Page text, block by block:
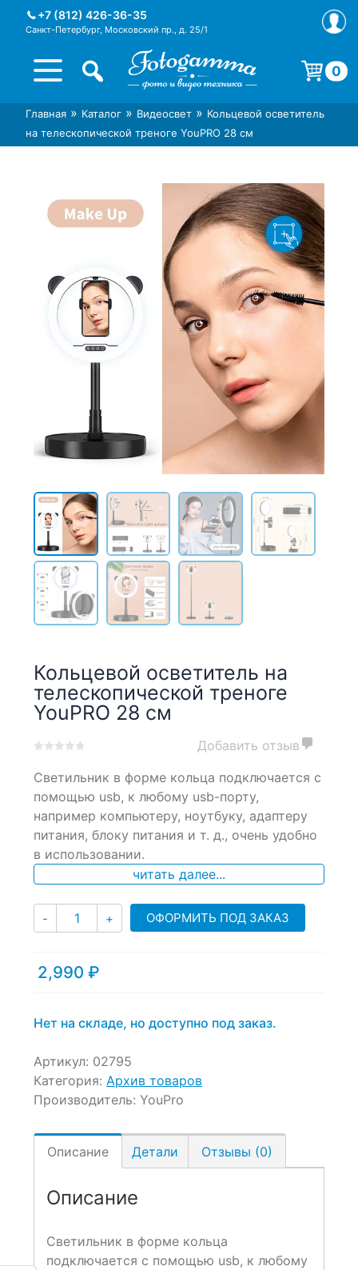
+7 (812) 426-36-35
Санкт-Петербург, Московский пр., д. 25/1
Интернет-магазин фототехники
Foto-Gamma в СПб
Магазин фотоаксессуаров foto-
gamma.ru
0
Корзина пуста.
Главная » Каталог » Видеосвет » Кольцевой осветитель
на телескопической треноге YouPRO 28 см
Кольцевой осветитель на
телескопической треноге
YouPRO 28 см
out
on
customer
ratings
Добавить отзыв
Светильник в форме кольца подключается с
помощью usb, к любому usb-порту,
например компьютеру, ноутбуку, адаптеру
питания, блоку питания и т. д., очень удобно
в использовании.
читать далее...
- Количество
+ ОФОРМИТЬ ПОД ЗАКАЗ
2,990 ₽
Нет на складе, но доступно под заказ.
Артикул: 02795
Категория: Архив товаров
Производитель: YouPro
Описание Детали Отзывы (0)
Описание
Светильник в форме кольца
подключается с помощью usb, к любому